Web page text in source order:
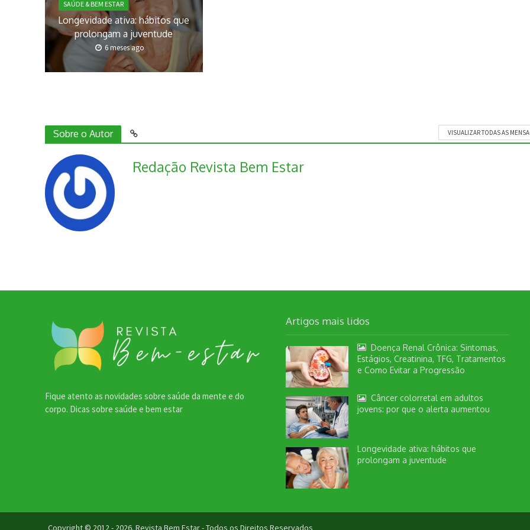
SAÚDE & BEM ESTAR
Longevidade ativa: hábitos que
prolongam a juventude
6 meses ago
Sobre o Autor VISUALIZAR TODAS AS
Redação Revista Bem Estar
Fique atento as novidades sobre saúde da mente e do
corpo. Dicas sobre saúde e bem estar
Artigos mais lidos
Doença Renal Crônica: Sintomas,
Estágios, Creatinina, TFG, Tratamentos
e Como Evitar a Progressão
Câncer colorretal em adultos
jovens: por que o alerta aumentou
Longevidade ativa: hábitos que
prolongam a juventude